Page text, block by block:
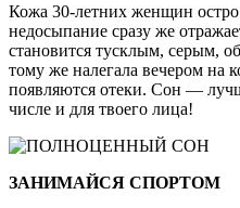
Кожа 30-летних женщин остро
недосыпание сразу же
становится тусклым, серым,
тому же налегала вечером на
появляются отеки. Сон —
числе и для твоего лица!
ЗАНИМАЙСЯ СПОРТОМ